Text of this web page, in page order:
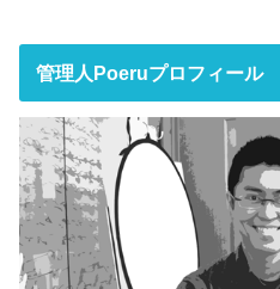
管理人Poeruプロフィール